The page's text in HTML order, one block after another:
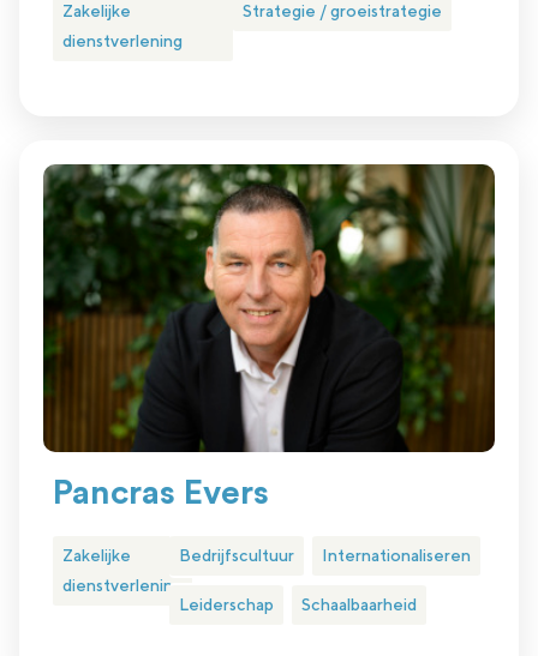
Zakelijke
dienstverlening
Strategie / groeistrategie
Pancras Evers
Zakelijke
dienstverlening
Bedrijfscultuur Internationaliseren
Leiderschap Schaalbaarheid